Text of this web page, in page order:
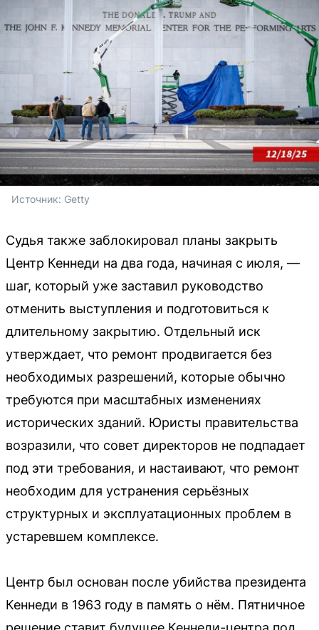
Источник: Getty
Судья также заблокировал планы закрыть
Центр Кеннеди на два года, начиная с июля, —
шаг, который уже заставил руководство
отменить выступления и подготовиться к
длительному закрытию. Отдельный иск
утверждает, что ремонт продвигается без
необходимых разрешений, которые обычно
требуются при масштабных изменениях
исторических зданий. Юристы правительства
возразили, что совет директоров не подпадает
под эти требования, и настаивают, что ремонт
необходим для устранения серьёзных
структурных и эксплуатационных проблем в
устаревшем комплексе.
Центр был основан после убийства президента
Кеннеди в 1963 году в память о нём. Пятничное